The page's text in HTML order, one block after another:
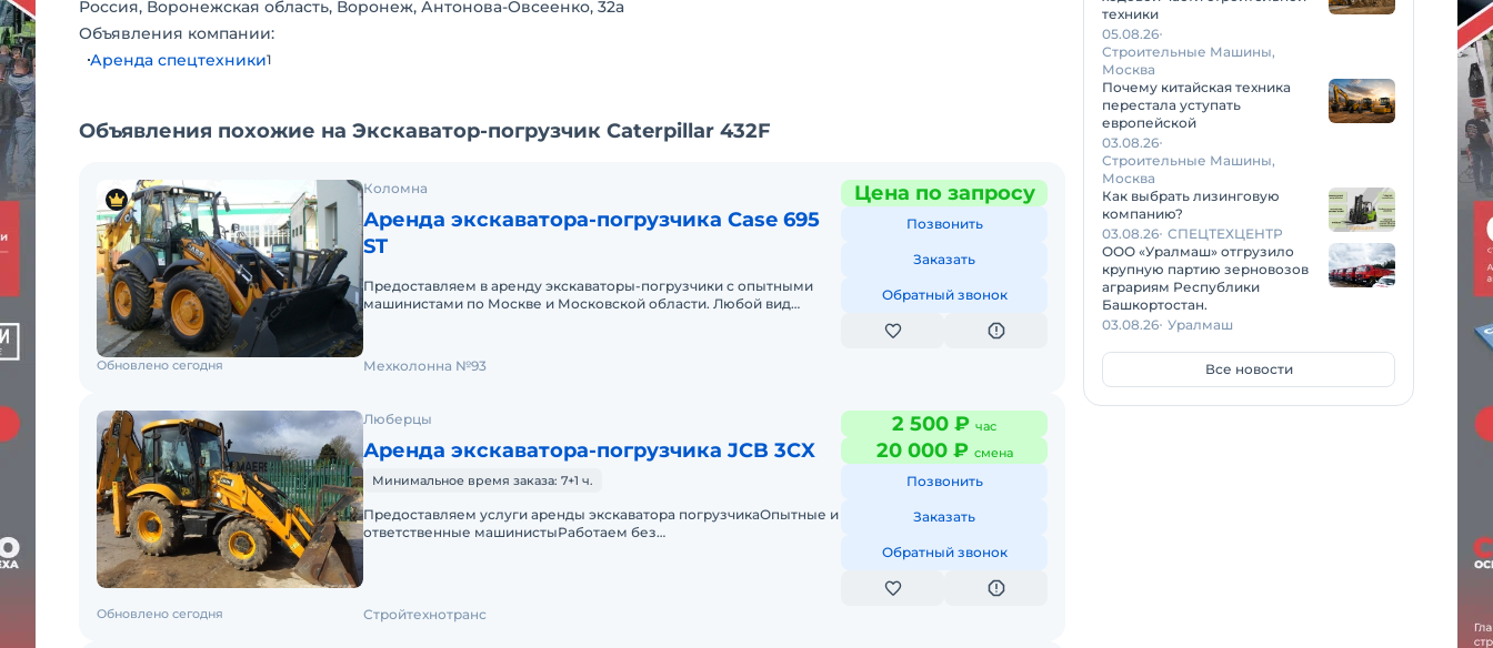
Россия, Воронежская область, Воронеж, Антонова-Овсеенко, 32а
Объявления компании:
Аренда спецтехники1
Объявления похожие на Экскаватор-погрузчик Caterpillar 432F
Коломна
Аренда экскаватора-погрузчика Case 695
ST
Предоставляем в аренду экскаваторы-погрузчики с опытными
машинистами по Москве и Московской области. Любой вид
Цена по запросу
Позвонить
Заказать
Обратный звонок
Обновлено сегодня Мехколонна №93
Люберцы
Аренда экскаватора-погрузчика JCB 3CX
Минимальное время заказа: 7+1 ч.
Предоставляем услуги аренды экскаватора погрузчикаОпытные и
ответственные машинистыРаботаем без
2 500 ₽ час
20 000 ₽ смена
Позвонить
Заказать
Обратный звонок
Обновлено сегодня Стройтехнотранс
техники
05.08.26
Строительные Машины,
Москва
Почему китайская техника
перестала уступать
европейской
03.08.26
Строительные Машины,
Москва
Как выбрать лизинговую
компанию?
03.08.26 СПЕЦТЕХЦЕНТР
ООО «Уралмаш» отгрузило
крупную партию зерновозов
аграриям Республики
Башкортостан.
03.08.26 Уралмаш
Все новости